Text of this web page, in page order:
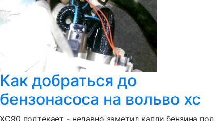
Как добраться до
бензонасоса на вольво хс
ХС90 подтекает - недавно заметил капли бензина под